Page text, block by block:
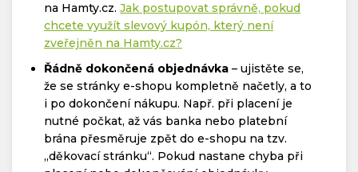
na Hamty.cz. Jak postupovat správně, pokud
chcete využít slevový kupón, který není
zveřejněn na Hamty.cz?
Řádně dokončená objednávka – ujistěte se,
že se stránky e-shopu kompletně načetly, a to
i po dokončení nákupu. Např. při placení je
nutné počkat, až vás banka nebo platební
brána přesměruje zpět do e-shopu na tzv.
„děkovací stránku“. Pokud nastane chyba při